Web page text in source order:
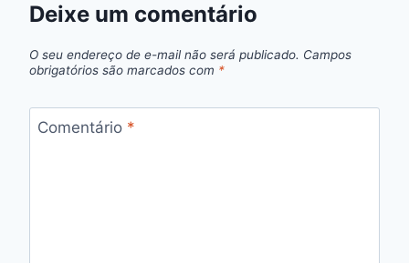
Deixe um comentário
O seu endereço de e-mail não será publicado. Campos
obrigatórios são marcados com *
Comentário *